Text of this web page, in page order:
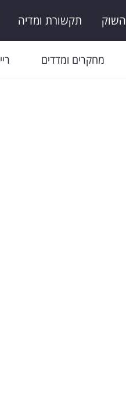
השוק תקשורת ומדיה
מחקרים ומדדים